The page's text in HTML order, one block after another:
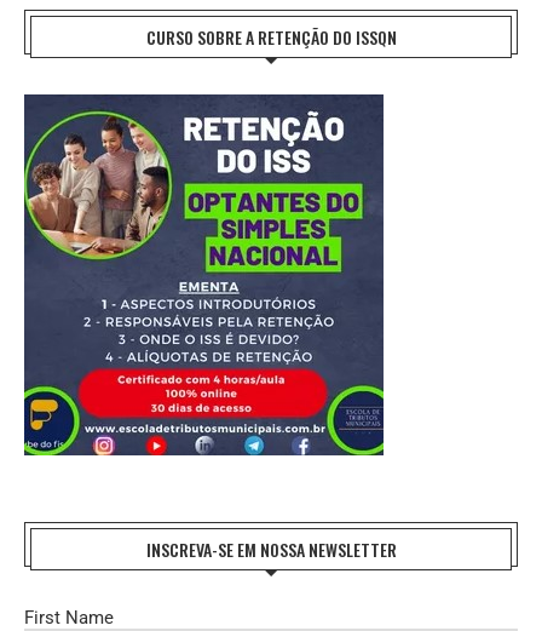
CURSO SOBRE A RETENÇÃO DO ISSQN
INSCREVA-SE EM NOSSA NEWSLETTER
First Name